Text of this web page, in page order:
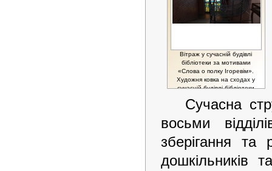
Вітраж у сучасній будівлі
бібліотеки за мотивами
«Слова о полку Ігоревім».
Художня ковка на сходах у
сучасній будівлі бібліотеки
Омеляненко)
Сучасна
восьми
зберігання та
дошкільників